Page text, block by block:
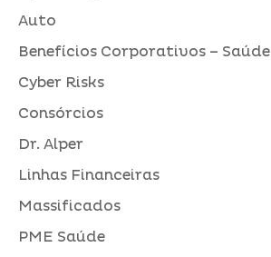
Auto
Benefícios Corporativos – Saúde
Cyber Risks
Consórcios
Dr. Alper
Linhas Financeiras
Massificados
PME Saúde